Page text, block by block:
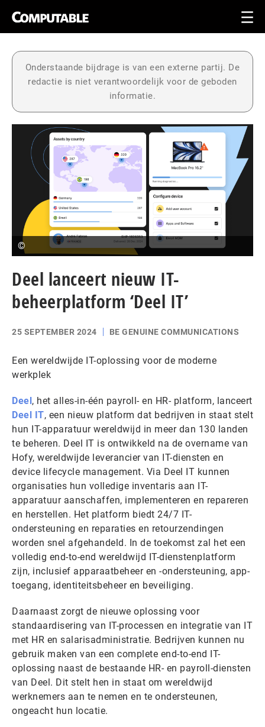
Onderstaande bijdrage is van een externe partij. De
redactie is niet verantwoordelijk voor de geboden
informatie.
©
Deel lanceert nieuw IT-
beheerplatform ‘Deel IT’
25 SEPTEMBER 2024 BE GENUINE COMMUNICATIONS
Een wereldwijde IT-oplossing voor de moderne
werkplek
Deel, het alles-in-één payroll- en HR- platform, lanceert
Deel IT, een nieuw platform dat bedrijven in staat stelt
hun IT-apparatuur wereldwijd in meer dan 130 landen
te beheren. Deel IT is ontwikkeld na de overname van
Hofy, wereldwijde leverancier van IT-diensten en
device lifecycle management. Via Deel IT kunnen
organisaties hun volledige inventaris aan IT-
apparatuur aanschaffen, implementeren en repareren
en herstellen. Het platform biedt 24/7 IT-
ondersteuning en reparaties en retourzendingen
worden snel afgehandeld. In de toekomst zal het een
volledig end-to-end wereldwijd IT-dienstenplatform
zijn, inclusief apparaatbeheer en -ondersteuning, app-
toegang, identiteitsbeheer en beveiliging.
Daarnaast zorgt de nieuwe oplossing voor
standaardisering van IT-processen en integratie van IT
met HR en salarisadministratie. Bedrijven kunnen nu
gebruik maken van een complete end-to-end IT-
oplossing naast de bestaande HR- en payroll-diensten
van Deel. Dit stelt hen in staat om wereldwijd
werknemers aan te nemen en te ondersteunen,
ongeacht hun locatie.